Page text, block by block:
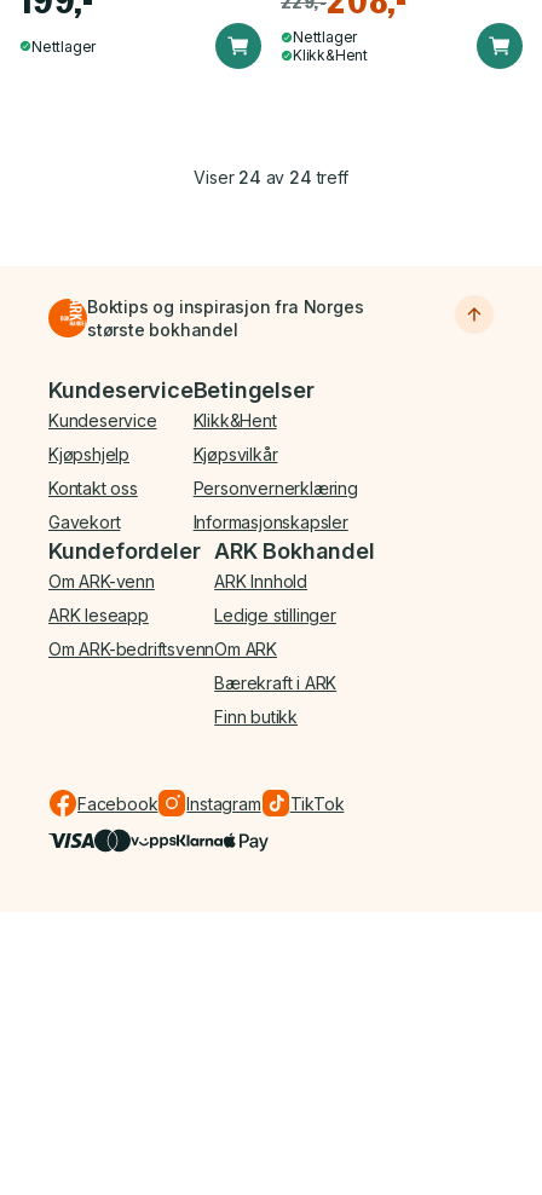
Nettlager
Nettlager
Klikk&Hent
Viser 24 av 24 treff
Boktips og inspirasjon fra Norges
største bokhandel
Bunnmeny
Kundeservice
Kundeservice
Kjøpshjelp
Kontakt oss
Gavekort
Betingelser
Klikk&Hent
Kjøpsvilkår
Personvernerklæring
Informasjonskapsler
Kundefordeler
Om ARK-venn
ARK leseapp
Om ARK-bedriftsvenn
ARK Bokhandel
ARK Innhold
Ledige stillinger
Om ARK
Bærekraft i ARK
Finn butikk
Facebook Instagram TikTok